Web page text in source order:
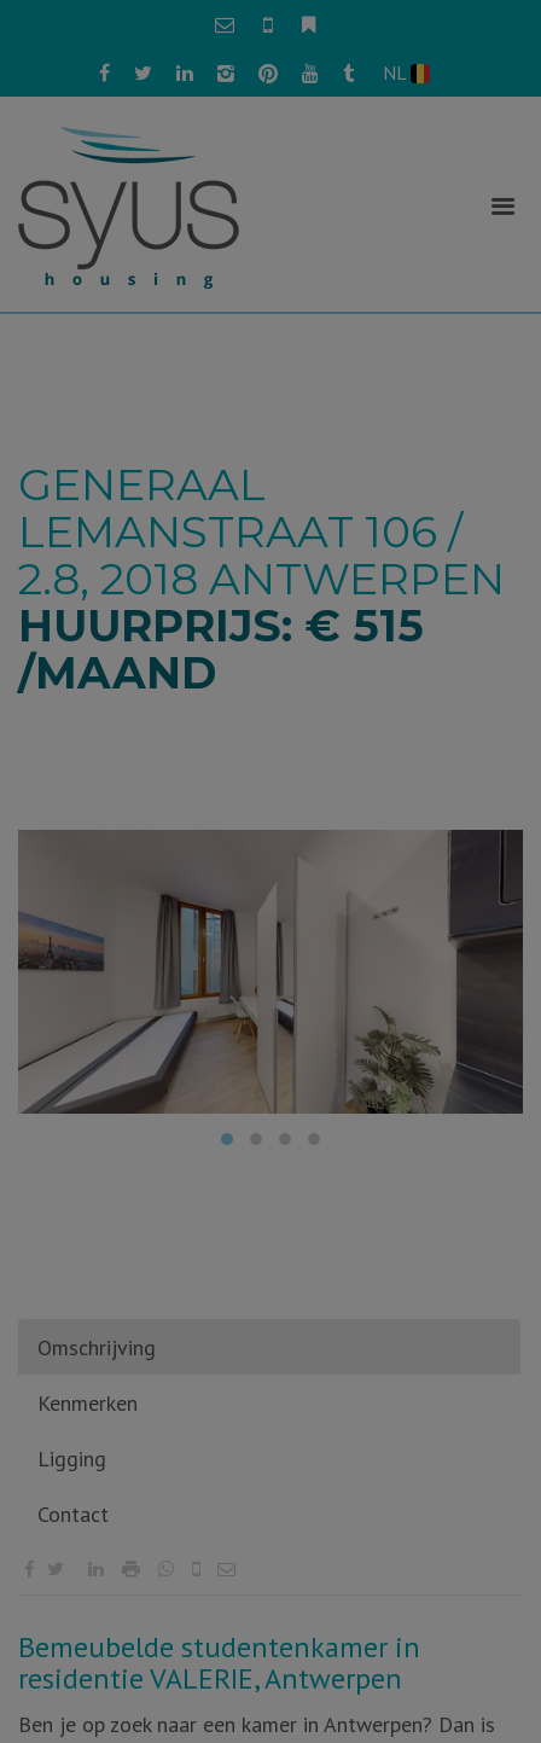
NL
GENERAAL
LEMANSTRAAT 106 /
2.8, 2018 ANTWERPEN
HUURPRIJS: € 515
/MAAND
Omschrijving
Kenmerken
Ligging
Contact
Omschrijving
Bemeubelde studentenkamer in
residentie VALERIE, Antwerpen
Ben je op zoek naar een kamer in Antwerpen? Dan is